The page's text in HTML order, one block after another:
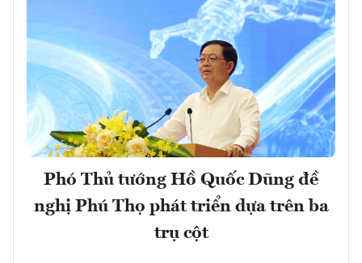
Phó Thủ tướng Hồ Quốc Dũng đề
nghị Phú Thọ phát triển dựa trên ba
trụ cột